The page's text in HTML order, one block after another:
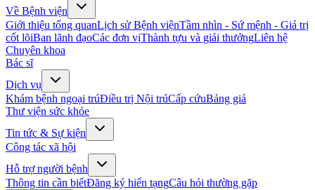
Về Bệnh viện
Giới thiệu tổng quanLịch sử Bệnh việnTầm nhìn - Sứ mệnh - Giá trị
cốt lõiBan lãnh đạoCác đơn vịThành tựu và giải thưởngLiên hệ
Chuyên khoa
Bác sĩ
Dịch vụ
Khám bệnh ngoại trúĐiều trị Nội trúCấp cứuBảng giá
Thư viện sức khỏe
Tin tức & Sự kiện
Công tác xã hội
Hỗ trợ người bệnh
Thông tin cần biếtĐăng ký hiến tạngCâu hỏi thường gặp